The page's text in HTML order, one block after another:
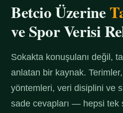
Betcio Üzerine
ve Spor Verisi
Sokakta konuşulanı değil,
anlatan bir kaynak.
yöntemleri, veri disiplini ve
sade cevapları — hepsi tek